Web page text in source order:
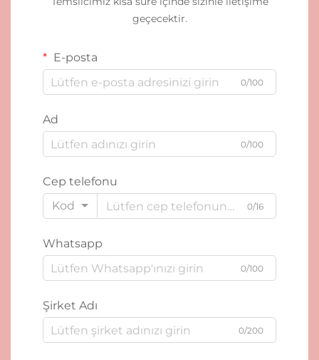
geçecektir.
E-posta
0/100
Ad
0/100
Cep telefonu
Kod
0/16
Whatsapp
0/100
Şirket Adı
0/200